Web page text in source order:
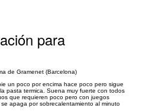
para
de Gramenet (Barcelona)
un poco por encima hace poco pero sigue
pasta termica. Suena muy fuerte con todos
que requieren poco pero con juegos
apaga por sobrecalentamiento al minuto